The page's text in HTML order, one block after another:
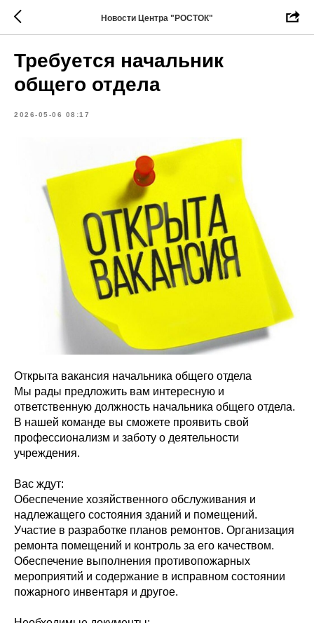
Новости Центра "РОСТОК"
Требуется начальник
общего отдела
2026-05-06 08:17
Открыта вакансия начальника общего отдела
Мы рады предложить вам интересную и
ответственную должность начальника общего отдела.
В нашей команде вы сможете проявить свой
профессионализм и заботу о деятельности
учреждения.
Вас ждут:
Обеспечение хозяйственного обслуживания и
надлежащего состояния зданий и помещений.
Участие в разработке планов ремонтов. Организация
ремонта помещений и контроль за его качеством.
Обеспечение выполнения противопожарных
мероприятий и содержание в исправном состоянии
пожарного инвентаря и другое.